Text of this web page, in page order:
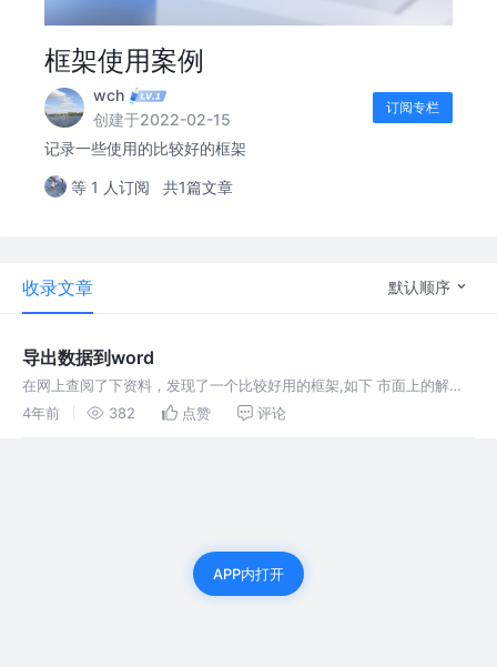
框架使用案例
wch
创建于2022-02-15
订阅专栏
记录一些使用的比较好的框架
等 1 人订阅 共1篇文章
收录文章 默认顺序
导出数据到word
在网上查阅了下资料，发现了一个比较好用的框架,如下 市面上的解决
方案如下，方案介绍来源于官网 方案 移植性 功能性 易用性 Poi-tl
4年前 382 点赞 评论
APP内打开